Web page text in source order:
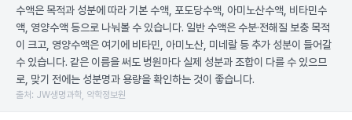
수액은 목적과 성분에 따라 기본 수액, 포도당수액, 아미노산수액, 비타민수
액, 영양수액 등으로 나눠볼 수 있습니다. 일반 수액은 수분·전해질 보충 목적
이 크고, 영양수액은 여기에 비타민, 아미노산, 미네랄 등 추가 성분이 들어갈
수 있습니다. 같은 이름을 써도 병원마다 실제 성분과 조합이 다를 수 있으므
로, 맞기 전에는 성분명과 용량을 확인하는 것이 좋습니다.
출처: JW생명과학, 약학정보원